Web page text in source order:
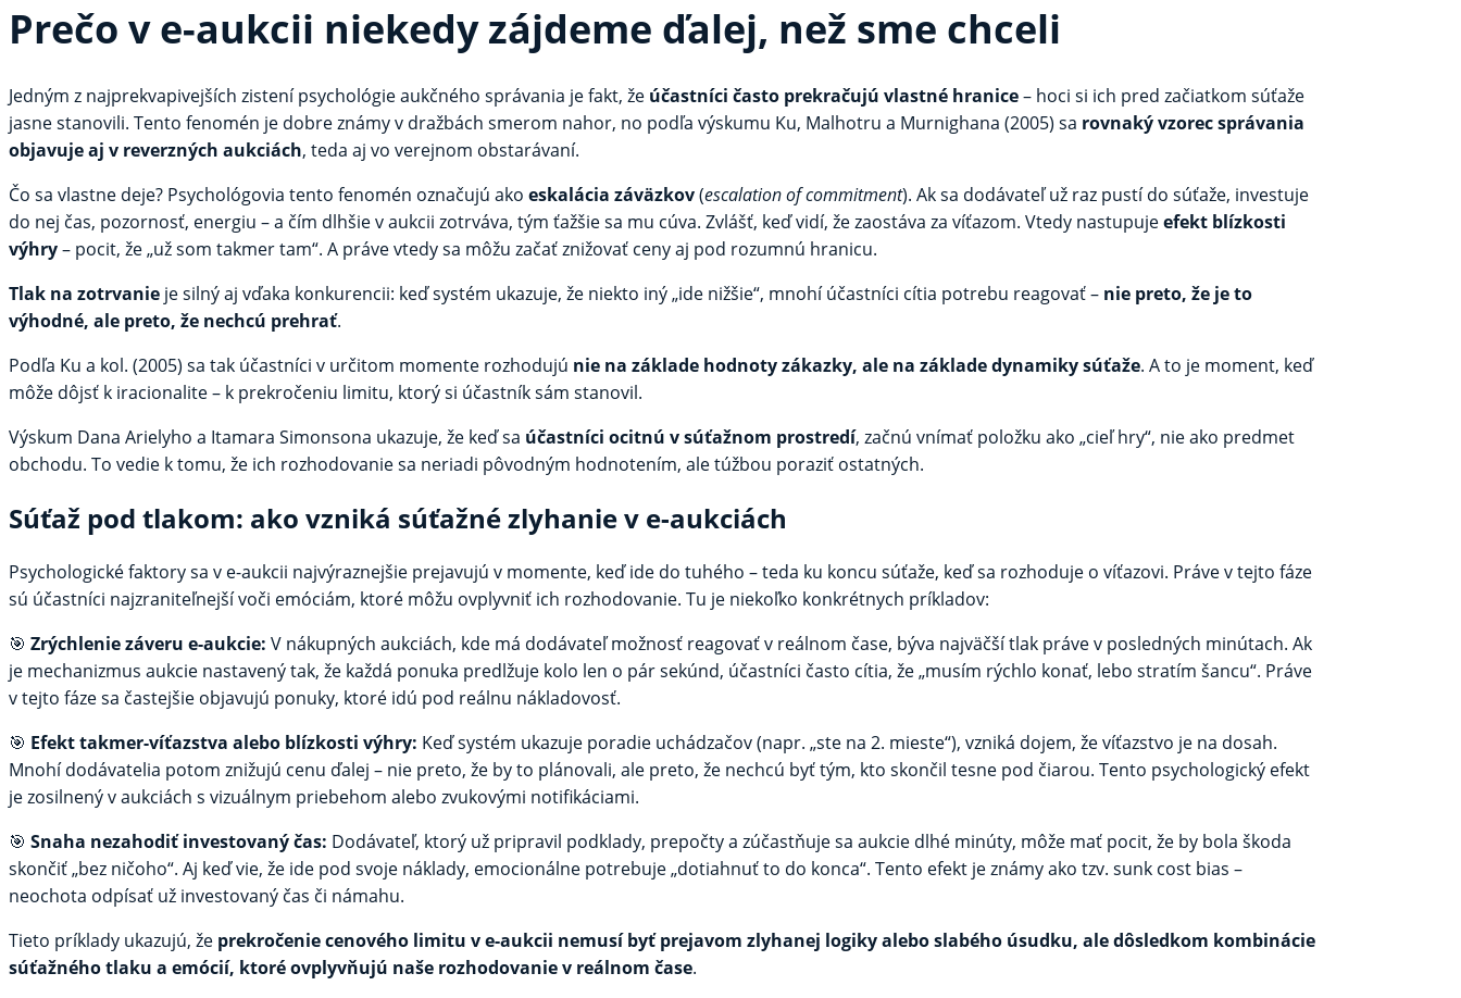
Prečo v e-aukcii niekedy zájdeme ďalej, než sme chceli
Jedným z najprekvapivejších zistení psychológie aukčného správania je fakt, že účastníci často prekračujú vlastné hranice– hoci si ich pred začiatkom súťaže
jasne stanovili. Tento fenomén je dobre známy v dražbách smerom nahor, no podľa výskumu Ku, Malhotru a Murnighana (2005) sa rovnaký vzorec správania
objavuje aj v reverzných aukciách, teda aj vo verejnom obstarávaní.
Čo sa vlastne deje? Psychológovia tento fenomén označujú ako eskalácia záväzkov(escalation of commitment). Ak sa dodávateľ už raz pustí do súťaže, investuje
do nej čas, pozornosť, energiu – a čím dlhšie v aukcii zotrváva, tým ťažšie sa mu cúva. Zvlášť, keď vidí, že zaostáva za víťazom. Vtedy nastupujeefekt blízkosti
výhry– pocit, že „už som takmer tam“. A práve vtedy sa môžu začať znižovať ceny aj pod rozumnú hranicu.
Tlak na zotrvanie je silný aj vďaka konkurencii: keď systém ukazuje, že niekto iný „ide nižšie“, mnohí účastníci cítia potrebu reagovať – nie preto, že je to
výhodné, ale preto, že nechcú prehrať.
Podľa Ku a kol. (2005) sa tak účastníci v určitom momente rozhodujú nie na základe hodnoty zákazky, ale na základe dynamiky súťaže. A to je moment, keď
môže dôjsť k iracionalite – k prekročeniu limitu, ktorý si účastník sám stanovil.
Výskum Dana Arielyho a Itamara Simonsona ukazuje, že keď sa účastníci ocitnú v súťažnom prostredí, začnú vnímať položku ako „cieľ hry“, nie ako predmet
obchodu. To vedie k tomu, že ich rozhodovanie sa neriadi pôvodným hodnotením, ale túžbou poraziť ostatných.
Súťaž pod tlakom: ako vzniká súťažné zlyhanie v e-aukciách
Psychologické faktory sa v e-aukcii najvýraznejšie prejavujú v momente, keď ide do tuhého – teda ku koncu súťaže, keď sa rozhoduje o víťazovi. Práve v tejto fáze
sú účastníci najzraniteľnejší voči emóciám, ktoré môžu ovplyvniť ich rozhodovanie. Tu je niekoľko konkrétnych príkladov:
🎯 Zrýchlenie záveru e-aukcie: V nákupných aukciách, kde má dodávateľ možnosť reagovať v reálnom čase, býva najväčší tlak práve v posledných minútach. Ak
je mechanizmus aukcie nastavený tak, že každá ponuka predlžuje kolo len o pár sekúnd, účastníci často cítia, že „musím rýchlo konať, lebo stratím šancu“. Práve
v tejto fáze sa častejšie objavujú ponuky, ktoré idú pod reálnu nákladovosť.
🎯 Efekt takmer-víťazstva alebo blízkosti výhry: Keď systém ukazuje poradie uchádzačov (napr. „ste na 2. mieste“), vzniká dojem, že víťazstvo je na dosah.
Mnohí dodávatelia potom znižujú cenu ďalej – nie preto, že by to plánovali, ale preto, že nechcú byť tým, kto skončil tesne pod čiarou. Tento psychologický efekt
je zosilnený v aukciách s vizuálnym priebehom alebo zvukovými notifikáciami.
🎯 Snaha nezahodiť investovaný čas: Dodávateľ, ktorý už pripravil podklady, prepočty a zúčastňuje sa aukcie dlhé minúty, môže mať pocit, že by bola škoda
skončiť „bez ničoho“. Aj keď vie, že ide pod svoje náklady, emocionálne potrebuje „dotiahnuť to do konca“. Tento efekt je známy ako tzv. sunk cost bias –
neochota odpísať už investovaný čas či námahu.
Tieto príklady ukazujú, že prekročenie cenového limitu v e-aukcii nemusí byť prejavom zlyhanej logiky alebo slabého úsudku, ale dôsledkom kombinácie
súťažného tlaku a emócií, ktoré ovplyvňujú naše rozhodovanie v reálnom čase.